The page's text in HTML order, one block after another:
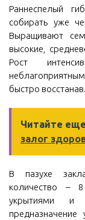
Раннеспелый
собирать уже
Выращивают
высокие,
Рост
быстро
Читайте
залог
В пазухе
количество –
укрытиями и
предназначение